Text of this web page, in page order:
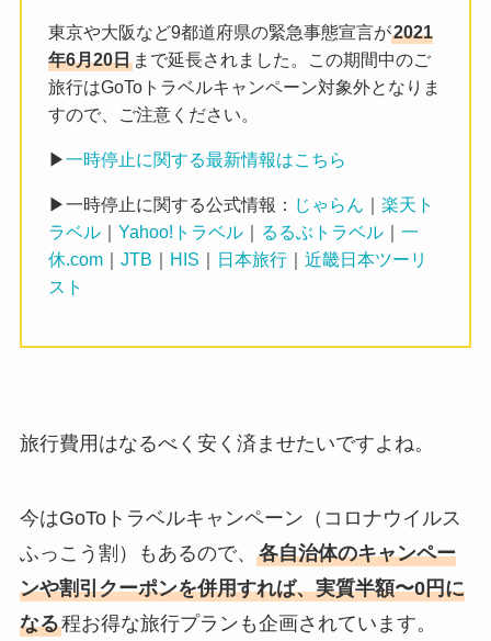
東京や大阪など9都道府県の緊急事態宣言が2021
年6月20日 まで延長されました。この期間中のご
旅行はGoToトラベルキャンペーン対象外となりま
すので、ご注意ください。
▶一時停止に関する最新情報はこちら
▶一時停止に関する公式情報： じゃらん ｜楽天ト
ラベル ｜Yahoo!トラベル るるぶトラベル ｜一
休.com ｜JTB HIS 日本旅行 ｜近畿日本ツーリ
スト
旅行費用はなるべく安く済ませたいですよね。
今はGoToトラベルキャンペーン（コロナウイルス
ふっこう割）もあるので、 各自治体のキャンペー
ンや割引クーポンを併用すれば、実質半額〜0円に
なる程お得な旅行プランも企画されています。